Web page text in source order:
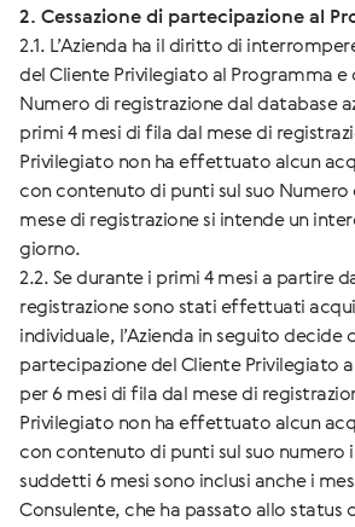
2. Cessazione di partecipazione al
2.1. L’Azienda ha il diritto di
del Cliente Privilegiato al Programma e
Numero di registrazione dal database
primi 4 mesi di fila dal mese di
Privilegiato non ha effettuato alcun
con contenuto di punti sul suo Numero
mese di registrazione si intende un
giorno.
2.2. Se durante i primi 4 mesi a partire
registrazione sono stati effettuati
individuale, l’Azienda in seguito decide
partecipazione del Cliente Privilegiato
per 6 mesi di fila dal mese di
Privilegiato non ha effettuato alcun
con contenuto di punti sul suo numero
suddetti 6 mesi sono inclusi anche i
Consulente, che ha passato allo status